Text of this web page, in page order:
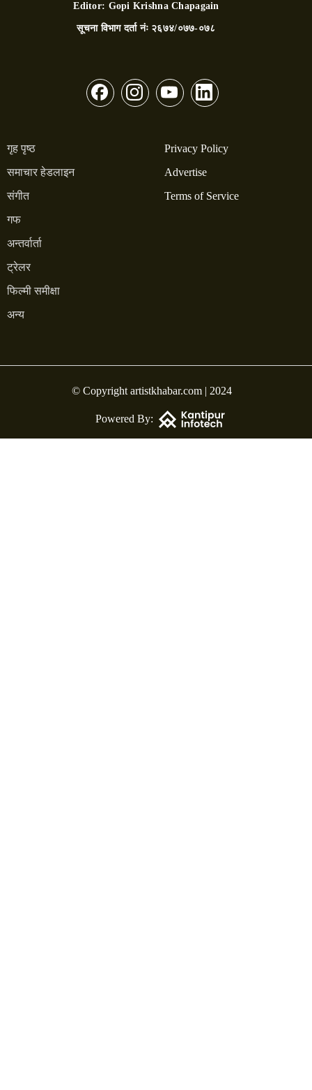
Editor: Gopi Krishna Chapagain
सूचना विभाग दर्ता नंः २६७४/०७७-०७८
गृह पृष्ठ
समाचार हेडलाइन
संगीत
गफ
अन्तर्वार्ता
ट्रेलर
फिल्मी समीक्षा
अन्य
Privacy Policy
Advertise
Terms of Service
© Copyright artistkhabar.com | 2024
Powered By: